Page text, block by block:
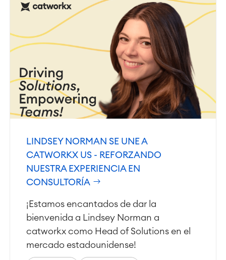
Agile & DevOps
DevOps
Gestión de requisitos
Agile Development
Gestión de pruebas
Documentación técnica
Planificación del tiempo
Procesos empresariales
LMS / eLearning
ERP Soluciones
Gestión del trabajo
Service Management
Gestión de servicios IT & CMDB
LINDSEY NORMAN SE UNE A
CATWORKX US - REFORZANDO
NUESTRA EXPERIENCIA EN
CONSULTORÍA
¡Estamos encantados de dar la
bienvenida a Lindsey Norman a
catworkx como Head of Solutions en el
mercado estadounidense!